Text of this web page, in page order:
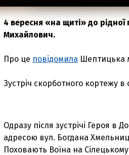
4 вересня «на щиті» до
Михайлович.
Про це повідомила Шептицька
Зустріч скорботного кортежу в
Одразу після зустрічі Героя в
адресою вул. Богдана
Поховають Воїна на